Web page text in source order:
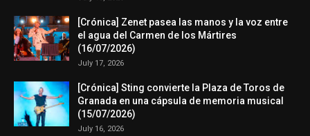
[Crónica] Zenet pasea las manos y la voz entre
el agua del Carmen de los Mártires
(16/07/2026)
July 17, 2026
[Crónica] Sting convierte la Plaza de Toros de
Granada en una cápsula de memoria musical
(15/07/2026)
July 16, 2026